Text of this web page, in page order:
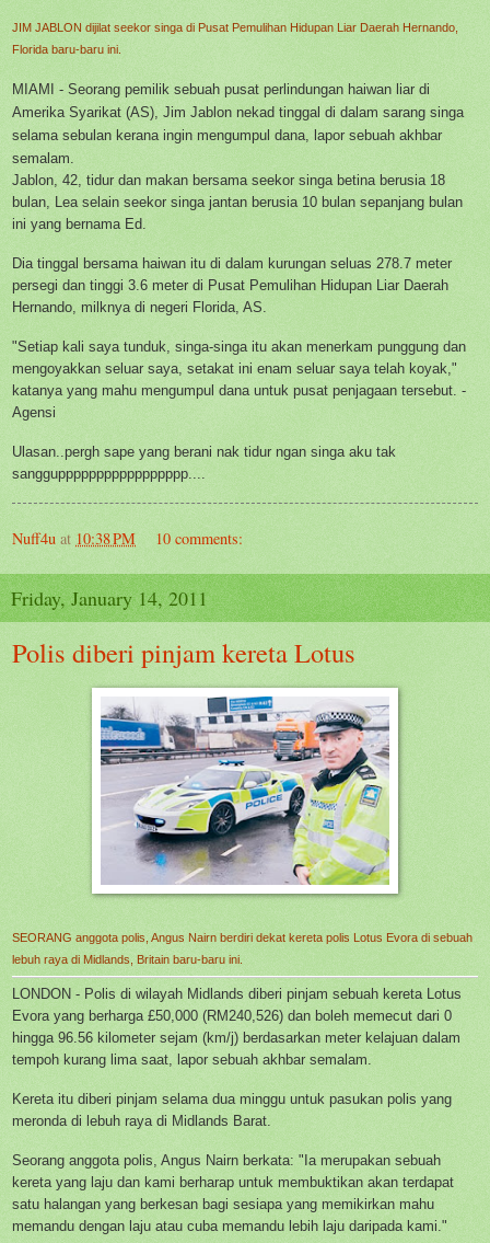
JIM JABLON dijilat seekor singa di Pusat Pemulihan Hidupan Liar Daerah Hernando,
Florida baru-baru ini.
MIAMI - Seorang pemilik sebuah pusat perlindungan haiwan liar di
Amerika Syarikat (AS), Jim Jablon nekad tinggal di dalam sarang singa
selama sebulan kerana ingin mengumpul dana, lapor sebuah akhbar
semalam.
Jablon, 42, tidur dan makan bersama seekor singa betina berusia 18
bulan, Lea selain seekor singa jantan berusia 10 bulan sepanjang bulan
ini yang bernama Ed.
Dia tinggal bersama haiwan itu di dalam kurungan seluas 278.7 meter
persegi dan tinggi 3.6 meter di Pusat Pemulihan Hidupan Liar Daerah
Hernando, milknya di negeri Florida, AS.
"Setiap kali saya tunduk, singa-singa itu akan menerkam punggung dan
mengoyakkan seluar saya, setakat ini enam seluar saya telah koyak,"
katanya yang mahu mengumpul dana untuk pusat penjagaan tersebut. -
Agensi
Ulasan..pergh sape yang berani nak tidur ngan singa aku tak
sangguppppppppppppppppp....
Nuff4u at 10:38 PM 10 comments:
Friday, January 14, 2011
Polis diberi pinjam kereta Lotus
SEORANG anggota polis, Angus Nairn berdiri dekat kereta polis Lotus Evora di sebuah
lebuh raya di Midlands, Britain baru-baru ini.
LONDON - Polis di wilayah Midlands diberi pinjam sebuah kereta Lotus
Evora yang berharga £50,000 (RM240,526) dan boleh memecut dari 0
hingga 96.56 kilometer sejam (km/j) berdasarkan meter kelajuan dalam
tempoh kurang lima saat, lapor sebuah akhbar semalam.
Kereta itu diberi pinjam selama dua minggu untuk pasukan polis yang
meronda di lebuh raya di Midlands Barat.
Seorang anggota polis, Angus Nairn berkata: "Ia merupakan sebuah
kereta yang laju dan kami berharap untuk membuktikan akan terdapat
satu halangan yang berkesan bagi sesiapa yang memikirkan mahu
memandu dengan laju atau cuba memandu lebih laju daripada kami."